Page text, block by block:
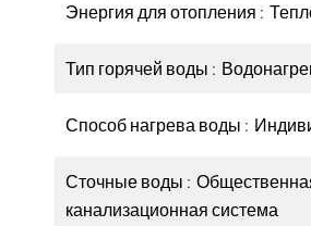
Энергия для отопления
Тип горячей воды
Способ нагрева воды
Сточные воды
канализационная система